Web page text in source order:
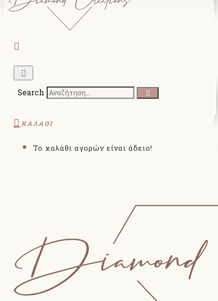
Search
ΚΑΛΑΘΙ
Το καλάθι αγορών είναι άδειο!